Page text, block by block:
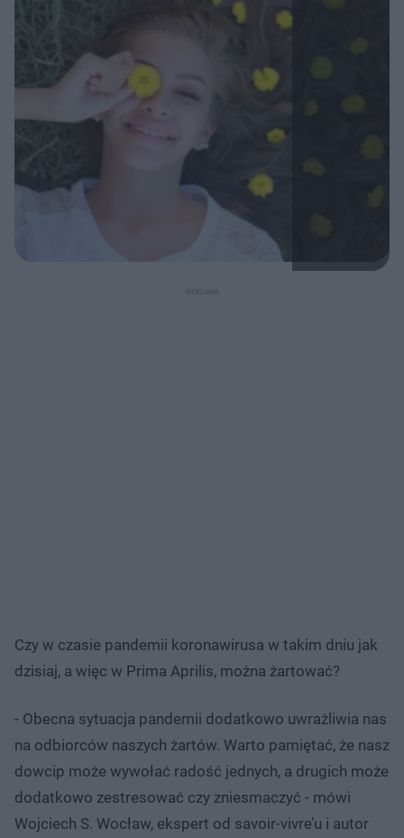
Czy w czasie pandemii koronawirusa w takim dniu jak
dzisiaj, a więc w Prima Aprilis, można żartować?
- Obecna sytuacja pandemii dodatkowo uwrażliwia nas
na odbiorców naszych żartów. Warto pamiętać, że nasz
dowcip może wywołać radość jednych, a drugich może
dodatkowo zestresować czy zniesmaczyć - mówi
Wojciech S. Wocław, ekspert od savoir-vivre’u i autor